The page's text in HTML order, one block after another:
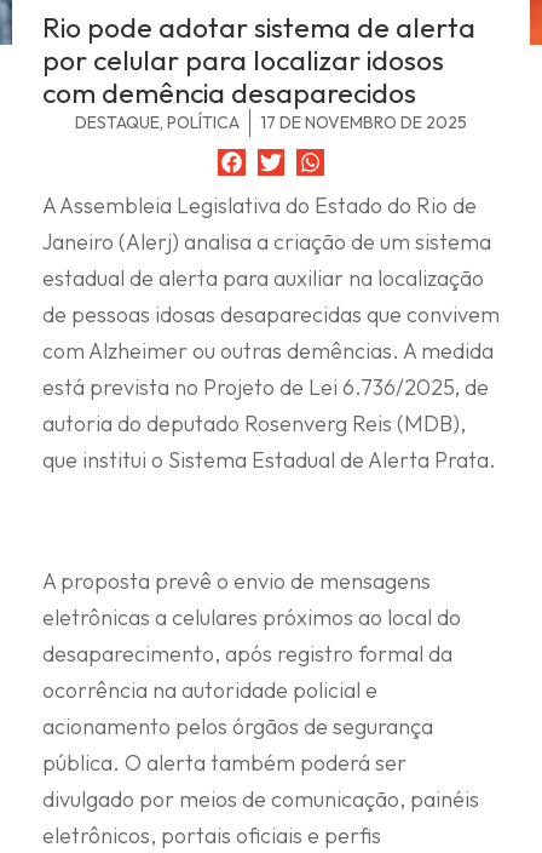
Rio pode adotar sistema de alerta
por celular para localizar idosos
com demência desaparecidos
DESTAQUE, POLÍTICA 17 DE NOVEMBRO DE 2025
A Assembleia Legislativa do Estado do Rio de
Janeiro (Alerj) analisa a criação de um sistema
estadual de alerta para auxiliar na localização
de pessoas idosas desaparecidas que convivem
com Alzheimer ou outras demências. A medida
está prevista no Projeto de Lei 6.736/2025, de
autoria do deputado Rosenverg Reis (MDB),
que institui o Sistema Estadual de Alerta Prata.
A proposta prevê o envio de mensagens
eletrônicas a celulares próximos ao local do
desaparecimento, após registro formal da
ocorrência na autoridade policial e
acionamento pelos órgãos de segurança
pública. O alerta também poderá ser
divulgado por meios de comunicação, painéis
eletrônicos, portais oficiais e perfis